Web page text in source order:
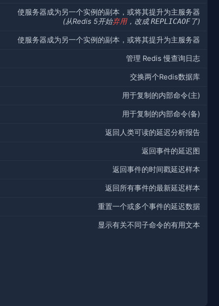
使服务器成为另一个实例的副本，或将其提升为主服务器
(从Redis 5开始弃用，改成REPLICAOF 了)
使服务器成为另一个实例的副本，或将其提升为主服务器
管理 Redis 慢查询日志
交换两个Redis数据库
用于复制的内部命令(主)
用于复制的内部命令(备)
返回人类可读的延迟分析报告
返回事件的延迟图
返回事件的时间戳延迟样本
返回所有事件的最新延迟样本
重置一个或多个事件的延迟数据
显示有关不同子命令的有用文本